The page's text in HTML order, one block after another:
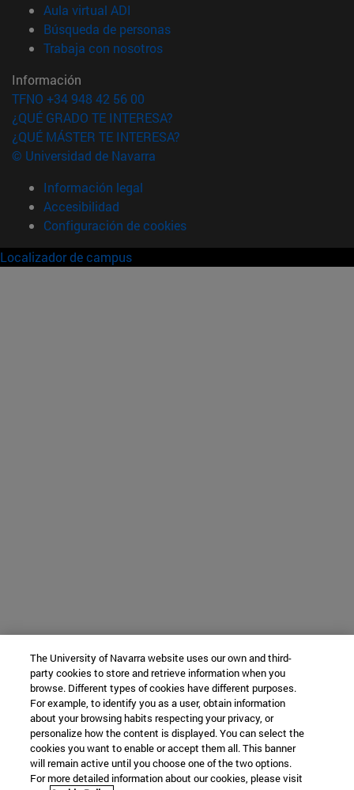
Aula virtual ADI
Búsqueda de personas(abre en nueva ventana)
Trabaja con nosotros(abre en nueva ventana)
Información
TFNO +34 948 42 56 00
¿QUÉ GRADO TE INTERESA?
¿QUÉ MÁSTER TE INTERESA?
© Universidad de Navarra
Información legal
Accesibilidad
Configuración de cookies
Localizador de campus
The University of Navarra website uses our own and third-
party cookies to store and retrieve information when you
browse. Different types of cookies have different purposes.
For example, to identify you as a user, obtain information
about your browsing habits respecting your privacy, or
personalize how the content is displayed. You can select the
cookies you want to enable or accept them all. This banner
will remain active until you choose one of the two options.
For more detailed information about our cookies, please visit